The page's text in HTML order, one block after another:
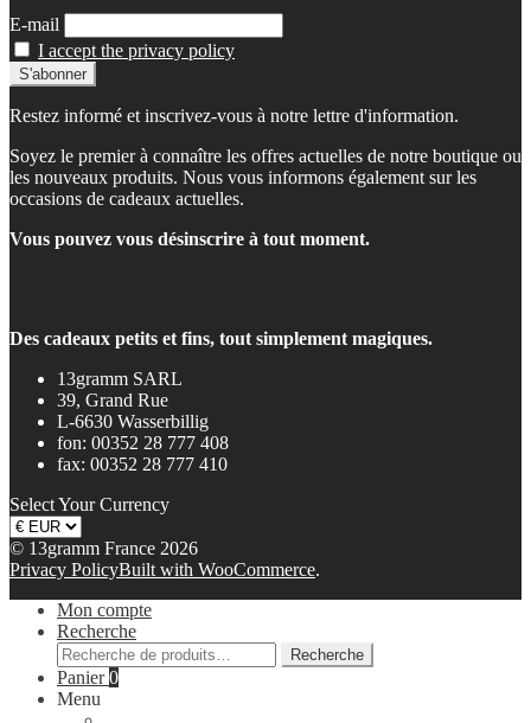
E-mail
I accept the privacy policy
Restez informé et inscrivez-vous à notre lettre d'information.
Soyez le premier à connaître les offres actuelles de notre boutique ou
les nouveaux produits. Nous vous informons également sur les
occasions de cadeaux actuelles.
Vous pouvez vous désinscrire à tout moment.
Des cadeaux petits et fins, tout simplement magiques.
13gramm SARL
39, Grand Rue
L-6630 Wasserbillig
fon: 00352 28 777 408
fax: 00352 28 777 410
Select Your Currency
© 13gramm France 2026
Privacy PolicyBuilt with WooCommerce.
Mon compte
Recherche
Recherche
pour :
Recherche
Panier0
Menu